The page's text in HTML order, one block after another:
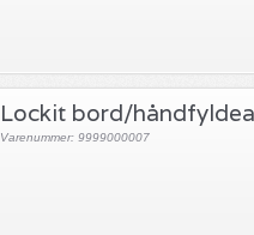
Lockit bord/
Varenummer: 9999000007